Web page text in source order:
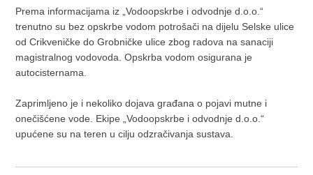
Prema informacijama iz „Vodoopskrbe i odvodnje d.o.o.“
trenutno su bez opskrbe vodom potrošači na dijelu Selske ulice
od Crikveničke do Grobničke ulice zbog radova na sanaciji
magistralnog vodovoda. Opskrba vodom osigurana je
autocisternama.
Zaprimljeno je i nekoliko dojava građana o pojavi mutne i
onečišćene vode. Ekipe „Vodoopskrbe i odvodnje d.o.o.“
upućene su na teren u cilju odzračivanja sustava.